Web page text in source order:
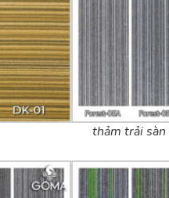
thảm trải